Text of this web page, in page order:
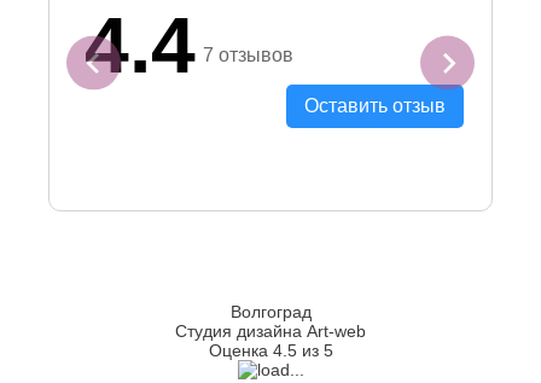
4.7 3 отзывов
Напишите отзыв
Волгоград
Студия дизайна Art-web
Оценка 4.5 из 5